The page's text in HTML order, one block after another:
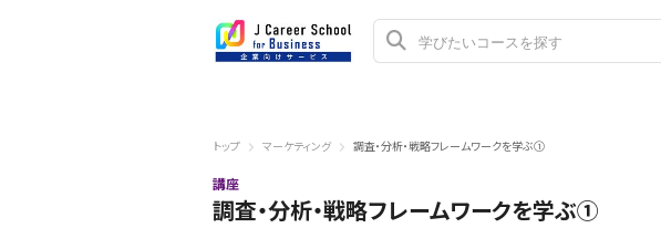
トップ マーケティング 調査・分析・戦略フレームワークを学ぶ①
講座
調査・分析・戦略フレームワークを学ぶ①